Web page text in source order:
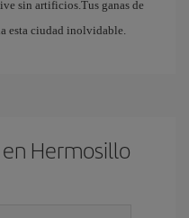
sin artificios.Tus ganas de
esta ciudad inolvidable.
Hermosillo